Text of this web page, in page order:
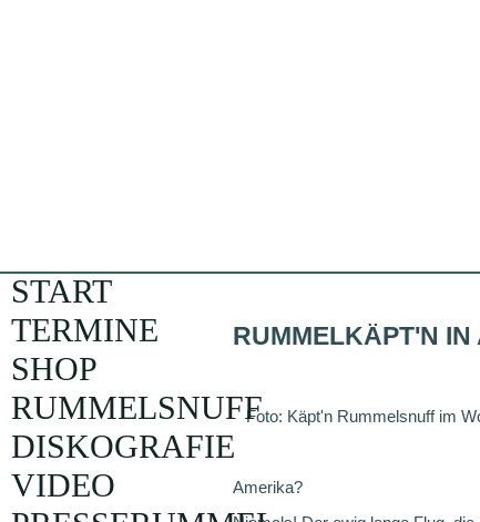
RUMMELKÄPT'N IN
Foto: Käpt'n Rummelsnuff im
Amerika?
START
TERMINE
SHOP
RUMMELSNUFF
DISKOGRAFIE
VIDEO